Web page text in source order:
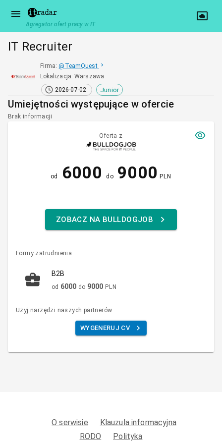
Agregator ofert pracy w IT
IT Recruiter
Firma: @ TeamQuest
Lokalizacja:Warszawa
2026-07-02
Junior
Umiejętności występujące w ofercie
Brak informacji
Oferta z
od 6000 do 9000 PLN
ZOBACZ NA BULLDOGJOB
Formy zatrudnienia
B2B
od 6000 do 9000 PLN
Użyj narzędzi naszych partnerów
WYGENERUJ CV
O serwisie
Klauzula informacyjna
RODO
Polityka